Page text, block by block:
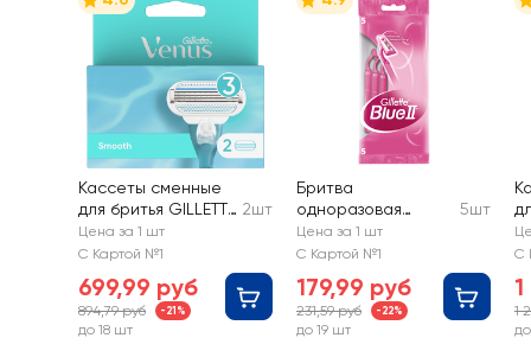
Кассеты сменные
для бритья GILLETTE
Venus Smooth
2шт
Цена за 1 шт
С Картой №1
699,99 руб
894,79 руб -21%
до 18 шт
Бритва
одноразовая
женская GILLETTE
Disposable Blue II
5шт
Цена за 1 шт
С Картой №1
179,99 руб
231,59 руб -22%
до 19 шт
С
1